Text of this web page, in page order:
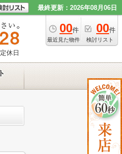
最終更新：2026年08月06日
00件
最近見た物件
00件
検討リスト
休日